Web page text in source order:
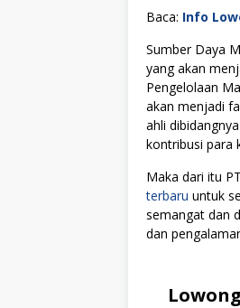
Baca: Info
Sumber Daya
yang akan
Pengelolaan
akan menjadi
ahli
kontribusi para
Maka dari itu
terbaru untuk
semangat dan
dan